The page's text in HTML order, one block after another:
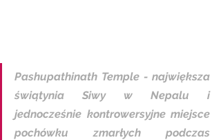
Pashupathinath Temple - największa
świątynia Siwy w Nepalu i
jednocześnie kontrowersyjne miejsce
pochówku zmarłych podczas